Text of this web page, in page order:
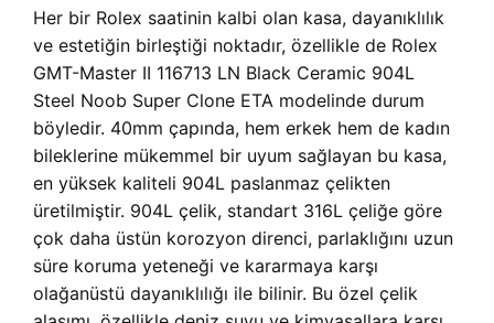
Her bir Rolex saatinin kalbi olan kasa, dayanıklılık
ve estetiğin birleştiği noktadır, özellikle de Rolex
GMT-Master II 116713 LN Black Ceramic 904L
Steel Noob Super Clone ETA modelinde durum
böyledir. 40mm çapında, hem erkek hem de kadın
bileklerine mükemmel bir uyum sağlayan bu kasa,
en yüksek kaliteli 904L paslanmaz çelikten
üretilmiştir. 904L çelik, standart 316L çeliğe göre
çok daha üstün korozyon direnci, parlaklığını uzun
süre koruma yeteneği ve kararmaya karşı
olağanüstü dayanıklılığı ile bilinir. Bu özel çelik